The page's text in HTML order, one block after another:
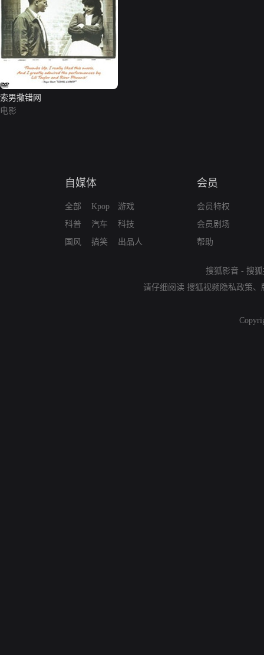
索男撒错网
电影
自媒体
全部
科普
国风
Kpop
汽车
搞笑
游戏
科技
出品人
会员
会员特权
会员剧场
帮助
搜狐影音 - 搜
请仔细阅读 搜狐视频隐私政策、